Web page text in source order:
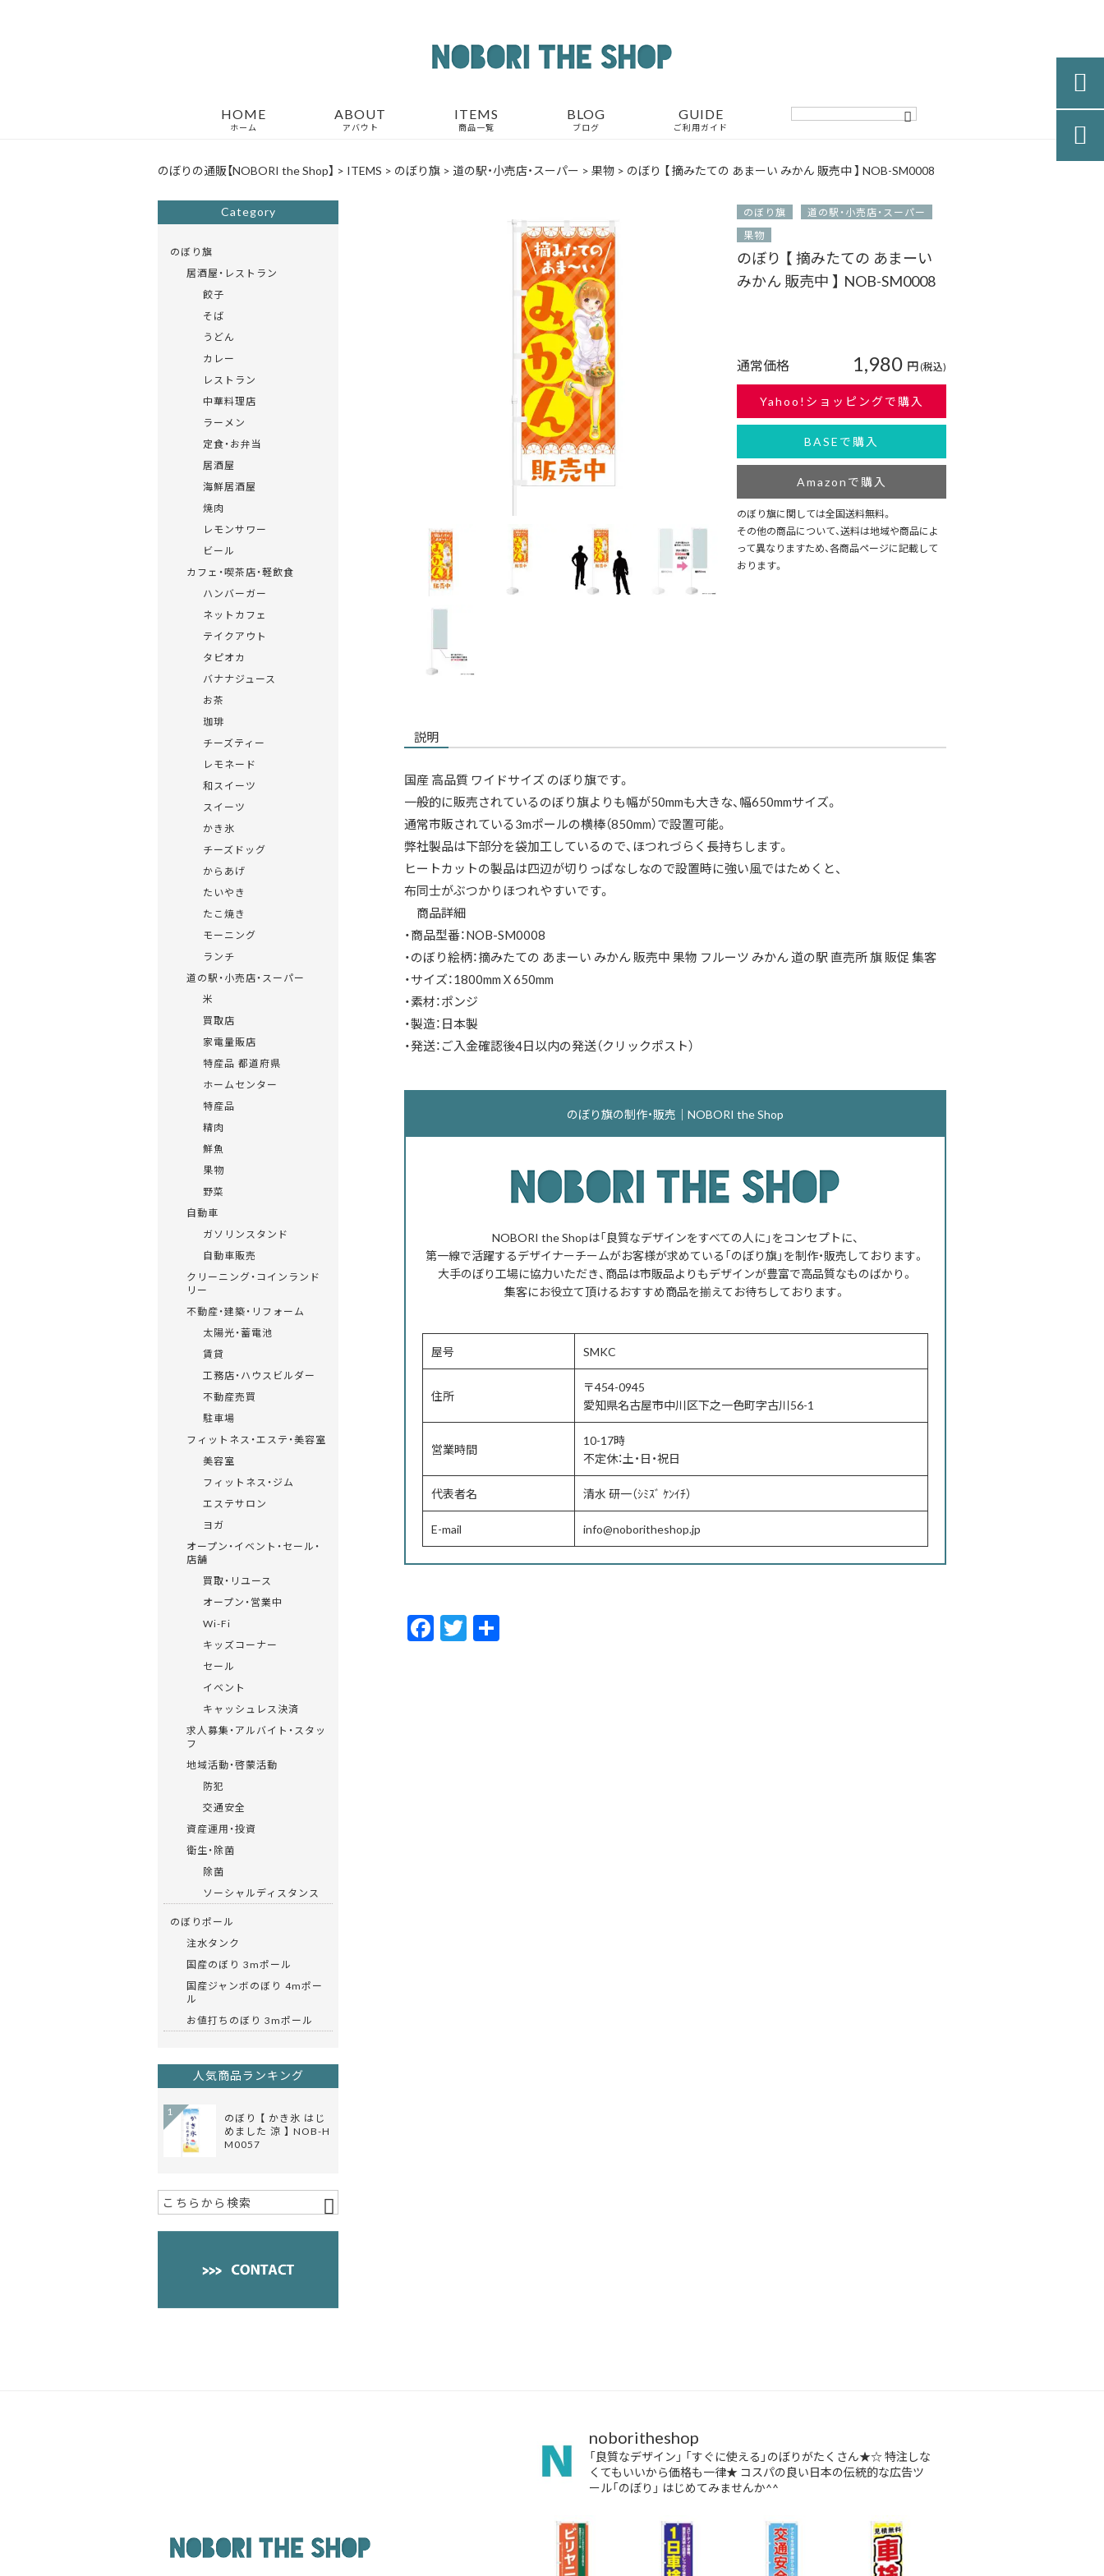
HOME
ホーム
ABOUT
アバウト
ITEMS
商品一覧
BLOG
ブログ
GUIDE
ご利用ガイド
のぼりの通販【NOBORI the Shop】 > ITEMS > のぼり旗 > 道の駅・小売店・スーパー > 果物 > のぼり 【 摘みたての あまーい みかん 販売中 】 NOB-SM0008
のぼり旗
道の駅・小売店・スーパー
果物
のぼり 【 摘みたての あまーい
みかん 販売中 】 NOB-SM0008
通常価格 1,980 円(税込)
Yahoo!ショッピングで購入
BASEで購入
Amazonで購入
のぼり旗に関しては全国送料無料。
その他の商品について、送料は地域や商品によ
って異なりますため、各商品ページに記載して
おります。
説明
国産 高品質 ワイドサイズ のぼり旗です。
一般的に販売されているのぼり旗よりも幅が50mmも大きな、幅650mmサイズ。
通常市販されている3mポールの横棒（850mm）で設置可能。
弊社製品は下部分を袋加工しているので、ほつれづらく長持ちします。
ヒートカットの製品は四辺が切りっぱなしなので設置時に強い風ではためくと、
布同士がぶつかりほつれやすいです。
商品詳細
・商品型番：NOB-SM0008
・のぼり絵柄：摘みたての あまーい みかん 販売中 果物 フルーツ みかん 道の駅 直売所 旗 販促 集客
・サイズ：1800mmＸ650mm
・素材：ポンジ
・製造：日本製
・発送：ご入金確認後4日以内の発送（クリックポスト）
のぼり旗の制作・販売｜NOBORI the Shop
NOBORI the Shopは「良質なデザインをすべての人に」をコンセプトに、
第一線で活躍するデザイナーチームがお客様が求めている「のぼり旗」を制作・販売しております。
大手のぼり工場に協力いただき、商品は市販品よりもデザインが豊富で高品質なものばかり。
集客にお役立て頂けるおすすめ商品を揃えてお待ちしております。
屋号 SMKC
住所
〒454-0945
愛知県名古屋市中川区下之一色町字古川56-1
営業時間
10-17時
不定休：土・日・祝日
代表者名 清水 研一（ｼﾐｽﾞ ｹﾝｲﾁ）
E-mail info@noboritheshop.jp
F
ac
T
w
Category
のぼり旗
居酒屋・レストラン
餃子
そば
うどん
カレー
レストラン
中華料理店
ラーメン
定食・お弁当
居酒屋
海鮮居酒屋
焼肉
レモンサワー
ビール
カフェ・喫茶店・軽飲食
ハンバーガー
ネットカフェ
テイクアウト
タピオカ
バナナジュース
お茶
珈琲
チーズティー
レモネード
和スイーツ
スイーツ
かき氷
チーズドッグ
からあげ
たいやき
たこ焼き
モーニング
ランチ
道の駅・小売店・スーパー
米
買取店
家電量販店
特産品 都道府県
ホームセンター
特産品
精肉
鮮魚
果物
野菜
自動車
ガソリンスタンド
自動車販売
クリーニング・コインランド
リー
不動産・建築・リフォーム
太陽光・蓄電池
賃貸
工務店・ハウスビルダー
不動産売買
駐車場
フィットネス・エステ・美容室
美容室
フィットネス・ジム
エステサロン
ヨガ
オープン・イベント・セール・
店舗
買取・リユース
オープン・営業中
Wi-Fi
キッズコーナー
セール
イベント
キャッシュレス決済
求人募集・アルバイト・スタッ
フ
地域活動・啓蒙活動
防犯
交通安全
資産運用・投資
衛生・除菌
除菌
ソーシャルディスタンス
のぼりポール
注水タンク
国産のぼり 3mポール
国産ジャンボのぼり 4mポー
ル
お値打ちのぼり 3mポール
人気商品ランキング
のぼり 【 かき氷 はじ
めました 涼 】 NOB-H
M0057
1
noboritheshop
「良質なデザイン」 「すぐに使える」のぼりがたくさん★☆特注しな
くてもいいから価格も一律★ コスパの良い日本の伝統的な広告ツ
ール「のぼり」 はじめてみませんか^^

